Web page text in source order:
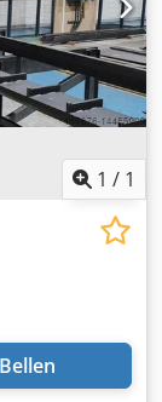
1 / 1
Bellen